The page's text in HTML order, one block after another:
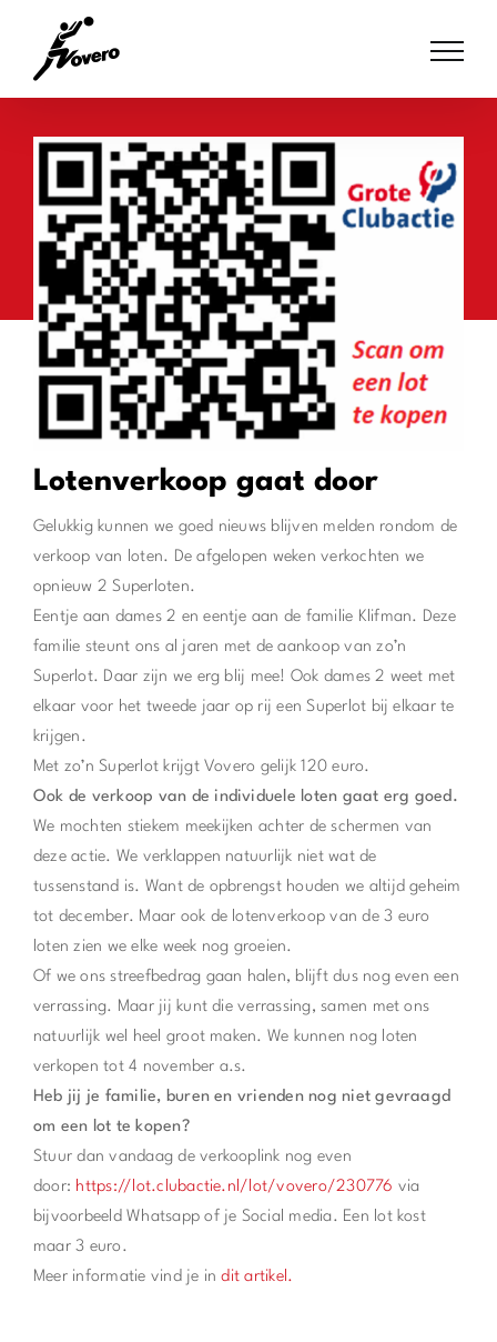
content
Lotenverkoop gaat door
Gelukkig kunnen we goed nieuws blijven melden rondom de
verkoop van loten. De afgelopen weken verkochten we
opnieuw 2 Superloten.
Eentje aan dames 2 en eentje aan de familie Klifman. Deze
familie steunt ons al jaren met de aankoop van zo’n
Superlot. Daar zijn we erg blij mee! Ook dames 2 weet met
elkaar voor het tweede jaar op rij een Superlot bij elkaar te
krijgen.
Met zo’n Superlot krijgt Vovero gelijk 120 euro.
Ook de verkoop van de individuele loten gaat erg goed.
We mochten stiekem meekijken achter de schermen van
deze actie. We verklappen natuurlijk niet wat de
tussenstand is. Want de opbrengst houden we altijd geheim
tot december. Maar ook de lotenverkoop van de 3 euro
loten zien we elke week nog groeien.
Of we ons streefbedrag gaan halen, blijft dus nog even een
verrassing. Maar jij kunt die verrassing, samen met ons
natuurlijk wel heel groot maken. We kunnen nog loten
verkopen tot 4 november a.s.
Heb jij je familie, buren en vrienden nog niet gevraagd
om een lot te kopen?
Stuur dan vandaag de verkooplink nog even
door: https://lot.clubactie.nl/lot/vovero/230776 via
bijvoorbeeld Whatsapp of je Social media. Een lot kost
maar 3 euro.
Meer informatie vind je indit artikel.